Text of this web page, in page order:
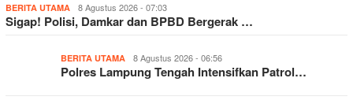
BERITA UTAMA 8 Agustus 2026 - 07:03
Sigap! Polisi, Damkar dan BPBD Bergerak …
BERITA UTAMA 8 Agustus 2026 - 06:56
Polres Lampung Tengah Intensifkan Patrol…